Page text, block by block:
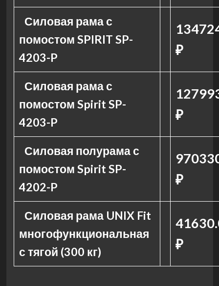
Силовая рама с
помостом SPIRIT SP-
4203-P
₽
Силовая рама с
помостом Spirit SP-
4203-P
₽
Силовая полурама с
помостом Spirit SP-
4202-P
₽
Силовая рама UNIX Fit
многофункциональная
с тягой (300 кг)
₽